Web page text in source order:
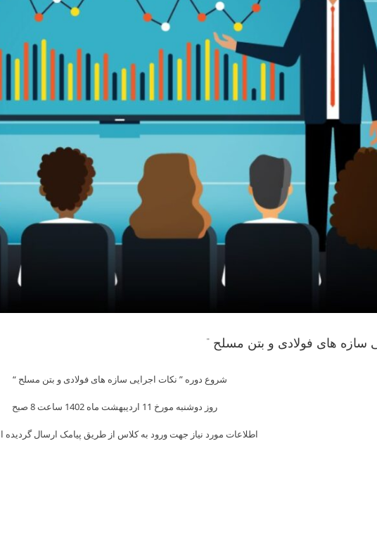
content
سازه های فولادی و بتن مسلح “
شروع دوره ” نکات اجرایی سازه های فولادی و بتن مسلح “
روز دوشنبه مورخ 11 اردیبهشت ماه 1402 ساعت 8 صبح
اطلاعات مورد نیاز جهت ورود به کلاس از طریق پیامک ارسال